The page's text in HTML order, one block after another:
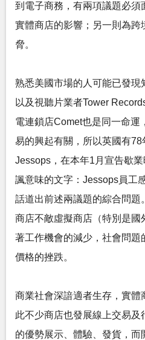
到電子商務，有兩項議題必須
實體商店的影響；另一則為跨
脅。
熟悉美國市場的人可能已發現
以及視聽片業者Tower
電連鎖店Comet也是同一命運
易的興起有關，所以英國有
Jessops，在本年1月宣告歇
諷意味的文字：Jessops員工
話道出前述兩議題的綜合問題
商店不敵虛擬商店（特別是國
著工作機會的減少，社會問題
價格的挫跌。
商業社會深諳適者生存，實體
此不少商店也發展線上交易
的優勢展示、體驗、發貨，而